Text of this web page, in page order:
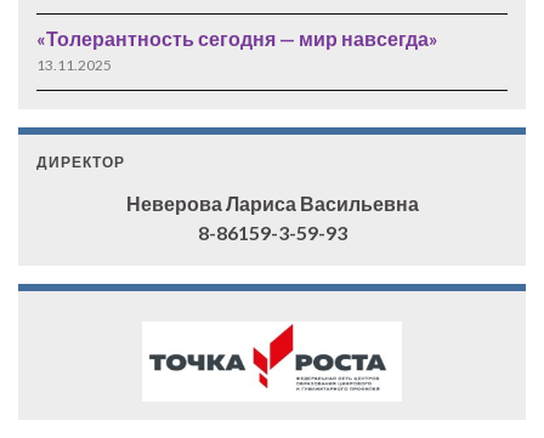
«Толерантность сегодня — мир навсегда»
13.11.2025
ДИРЕКТОР
Неверова Лариса Васильевна
8-86159-3-59-93